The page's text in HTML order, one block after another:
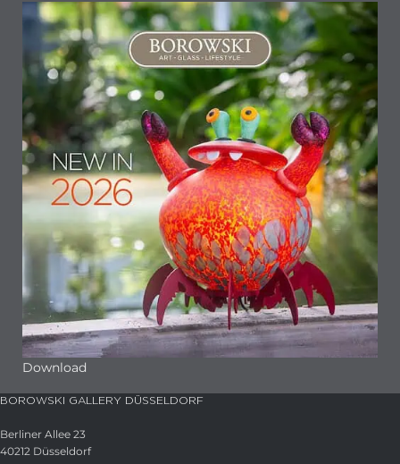
Download
BOROWSKI GALLERY DÜSSELDORF
Berliner Allee 23
40212 Düsseldorf